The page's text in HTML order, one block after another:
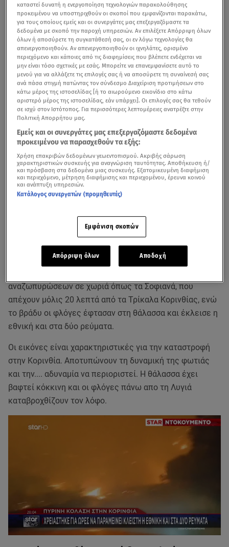
Χωρίς να υπάρχει δεύτερη μεγάλη φωτιά σε εξέλιξη και
πάνω στις φλόγες, η πυρκαγιά στην Κορινθία καίει για
τρίτη μέρα με τους κατοίκους της περιοχής να θέτουν
ένα βασικό ερώτημα, τι πήγε λάθος. Η πυροσβεστική
μιλά για μια δύσκολη συνθήκη που δεν περίμενε κανείς
αναζωπυρώσεων σε χωριά όπως τα Σοφιανά, που
απέχουν μόλις 20 λεπτά από τα Τρίκαλα Κορινθίας, ενώ
το βράδυ οι φλόγες έφτασαν στη θάλασσα και έκλεισε η
εθνική και στα δύο ρεύματα.
Οι εικόνες είναι χαρακτηριστικές για την καταστροφή
στην Κορινθία. Αποτυπώνουν τη δυναμική της φωτιάς
και την.... αδυναμία να περιοριστεί. Η θάλασσα έχει
βαφτεί κόκκινη και οι φλόγες πάνω απο τη Λυγιά
καταβροχθίζουν τον λόφο.
καταστεί δυνατή η ενεργοποίηση τεχνολογιών παρακολούθησης
προκειμένου να υποστηριχθούν οι σκοποί που εμφανίζονται παρακάτω,
για τους οποίους εμείς και οι συνεργάτες μας επεξεργαζόμαστε τα
δεδομένα με σκοπό την παροχή υπηρεσιών. Αν επιλέξετε Απόρριψη όλων
όλων ή αποσύρετε τη συγκατάθεσή σας, οι εν λόγω τεχνολογίες θα
απενεργοποιηθούν. Αν απενεργοποιηθούν οι ιχνηλάτες, ορισμένο
περιεχόμενο και κάποιες από τις διαφημίσεις που βλέπετε ενδέχεται να
μην είναι τόσο σχετικές με εσάς. Μπορείτε να επανεμφανίσετε αυτό το
μενού για να αλλάξετε τις επιλογές σας ή να αποσύρετε τη συναίνεσή σας
ανά πάσα στιγμή πατώντας τον σύνδεσμο Διαχείριση προτιμήσεων στο
κάτω μέρος της ιστοσελίδας [ή το αιωρούμενο εικονίδιο στο κάτω
αριστερό μέρος της ιστοσελίδας, εάν υπάρχει]. Οι επιλογές σας θα τεθούν
σε ισχύ στον Ιστότοπος. Για περισσότερες λεπτομέρειες ανατρέξτε στην
Πολιτική Απορρήτου μας.
Εμείς και οι συνεργάτες μας επεξεργαζόμαστε δεδομένα
προκειμένου να παρασχεθούν τα εξής:
Χρήση επακριβών δεδομένων γεωεντοπισμού. Ακριβής σάρωση
χαρακτηριστικών συσκευής για αναγνώριση ταυτότητας. Αποθήκευση ή/
και πρόσβαση στα δεδομένα μιας συσκευής. Εξατομικευμένη διαφήμιση
και περιεχόμενο, μέτρηση διαφήμισης και περιεχομένου, έρευνα κοινού
και ανάπτυξη υπηρεσιών.
Κατάλογος συνεργατών (προμηθευτές)
Εμφάνιση σκοπών
Απόρριψη όλων Αποδοχή